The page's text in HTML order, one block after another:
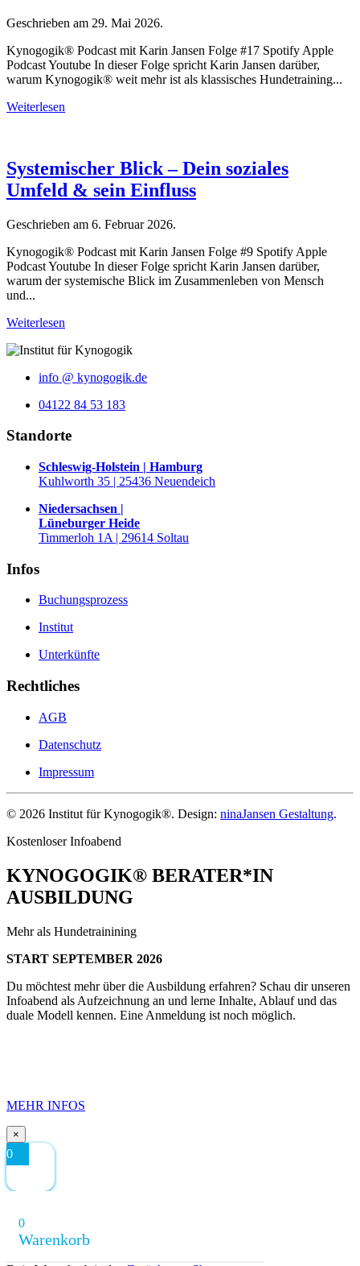
Geschrieben am 29. Mai 2026.
Kynogogik® Podcast mit Karin Jansen Folge #17 Spotify Apple
Podcast Youtube In dieser Folge spricht Karin Jansen darüber,
warum Kynogogik®️ weit mehr ist als klassisches Hundetraining...
Weiterlesen
Systemischer Blick – Dein soziales
Umfeld & sein Einfluss
Geschrieben am 6. Februar 2026.
Kynogogik® Podcast mit Karin Jansen Folge #9 Spotify Apple
Podcast Youtube In dieser Folge spricht Karin Jansen darüber,
warum der systemische Blick im Zusammenleben von Mensch
und...
Weiterlesen
info @ kynogogik.de
04122 84 53 183
Standorte
Schleswig-Holstein | Hamburg
Kuhlworth 35 | 25436 Neuendeich
Niedersachsen |
Lüneburger Heide
Timmerloh 1A | 29614 Soltau
Infos
Buchungsprozess
Institut
Unterkünfte
Rechtliches
AGB
Datenschutz
Impressum
© 2026 Institut für Kynogogik®. Design: ninaJansen Gestaltung.
Kostenloser Infoabend
KYNOGOGIK® BERATER*IN
AUSBILDUNG
Mehr als Hundetrainining
START SEPTEMBER 2026
Du möchtest mehr über die Ausbildung erfahren? Schau dir unseren
Infoabend als Aufzeichnung an und lerne Inhalte, Ablauf und das
duale Modell kennen. Eine Anmeldung ist noch möglich.
MEHR INFOS
×
0
0
Warenkorb